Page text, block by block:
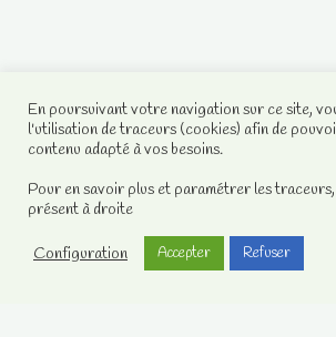
de vos dires.…
En poursuivant votre navigation sur ce site,
l'utilisation de traceurs (cookies) afin de
contenu adapté à vos besoins.
Pour en savoir plus et paramétrer les
présent à droite
Configuration
Accepter Refuser